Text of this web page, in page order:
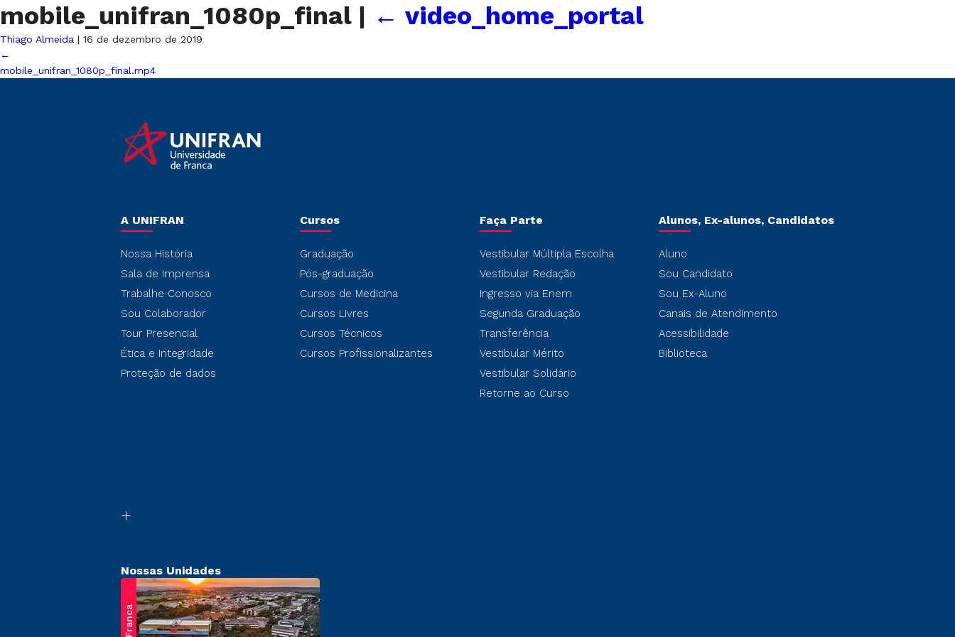
mobile_unifran_1080p_final | ← video_home_portal
Thiago Almeida | 16 de dezembro de 2019
←
mobile_unifran_1080p_final.mp4
A UNIFRAN
Nossa História
Sala de Imprensa
Trabalhe Conosco
Sou Colaborador
Tour Presencial
Ética e Integridade
Proteção de dados
Cursos
Graduação
Pós-graduação
Cursos de Medicina
Cursos Livres
Cursos Técnicos
Cursos Profissionalizantes
Faça Parte
Vestibular Múltipla Escolha
Vestibular Redação
Ingresso via Enem
Segunda Graduação
Transferência
Vestibular Mérito
Vestibular Solidário
Retorne ao Curso
Alunos, Ex-alunos, Candidatos
Aluno
Sou Candidato
Sou Ex-Aluno
Canais de Atendimento
Acessibilidade
Biblioteca
Nossas Unidades
Franca